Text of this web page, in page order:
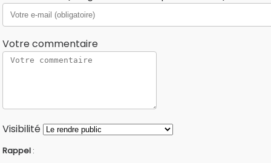
Votre commentaire
Visibilité
Rappel :